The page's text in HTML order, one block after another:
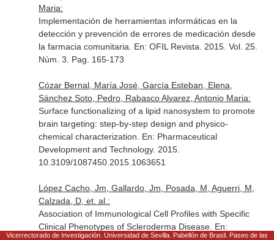
Maria:
Implementación de herramientas informáticas en la
detección y prevención de errores de medicación desde
la farmacia comunitaria. En: OFIL Revista . 2015. Vol. 25.
Núm. 3. Pag. 165-173
Cózar Bernal, María José, García Esteban, Elena,
Sánchez Soto, Pedro, Rabasco Alvarez, Antonio Maria:
Surface functionalizing of a lipid nanosystem to promote
brain targeting: step-by-step design and physico-
chemical characterization. En: Pharmaceutical
Development and Technology. 2015.
10.3109/1087450.2015.1063651
López Cacho, Jm, Gallardo, Jm, Posada, M, Aguerri, M,
Calzada, D, et. al.:
Association of Immunological Cell Profiles with Specific
Clinical Phenotypes of Scleroderma Disease. En:
Vicerrectorado de Investigación. Universidad de Sevilla. Pabellón de Brasil. Paseo de las